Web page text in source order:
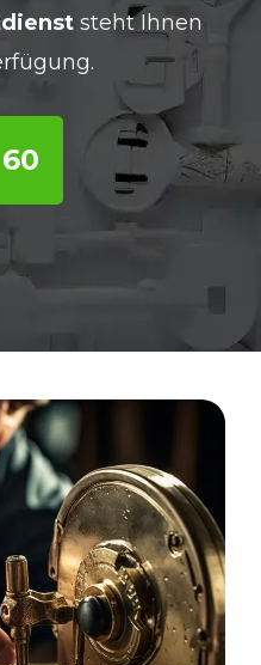
steht Ihnen